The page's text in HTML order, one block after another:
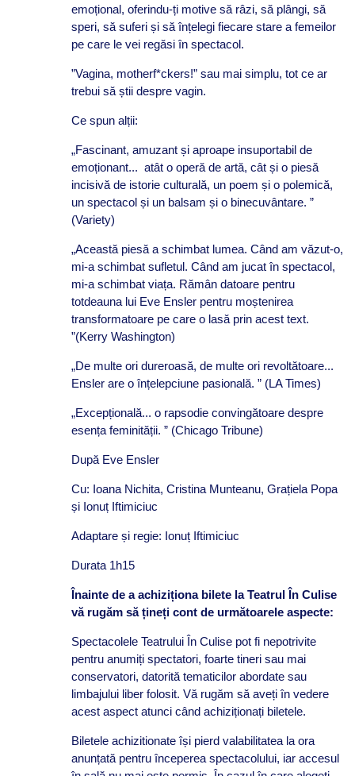
emoțional, oferindu-ți motive să râzi, să plângi, să
speri, să suferi și să înțelegi fiecare stare a femeilor
pe care le vei regăsi în spectacol.
”Vagina, motherf*ckers!” sau mai simplu, tot ce ar
trebui să știi despre vagin.
Ce spun alții:
„Fascinant, amuzant și aproape insuportabil de
emoționant... atât o operă de artă, cât și o piesă
incisivă de istorie culturală, un poem și o polemică,
un spectacol și un balsam și o binecuvântare. ”
(Variety)
„Această piesă a schimbat lumea. Când am văzut-o,
mi-a schimbat sufletul. Când am jucat în spectacol,
mi-a schimbat viața. Rămân datoare pentru
totdeauna lui Eve Ensler pentru moștenirea
transformatoare pe care o lasă prin acest text.
”(Kerry Washington)
„De multe ori dureroasă, de multe ori revoltătoare...
Ensler are o înțelepciune pasională. ” (LA Times)
„Excepțională... o rapsodie convingătoare despre
esența feminității. ” (Chicago Tribune)
După Eve Ensler
Cu: Ioana Nichita, Cristina Munteanu, Grațiela Popa
și Ionuț Iftimiciuc
Adaptare și regie: Ionuț Iftimiciuc
Durata 1h15
Înainte de a achiziționa bilete la Teatrul În Culise
vă rugăm să țineți cont de următoarele aspecte:
Spectacolele Teatrului În Culise pot fi nepotrivite
pentru anumiți spectatori, foarte tineri sau mai
conservatori, datorită tematicilor abordate sau
limbajului liber folosit. Vă rugăm să aveți în vedere
acest aspect atunci când achiziționați biletele.
Biletele achizitionate își pierd valabilitatea la ora
anunțată pentru începerea spectacolului, iar accesul